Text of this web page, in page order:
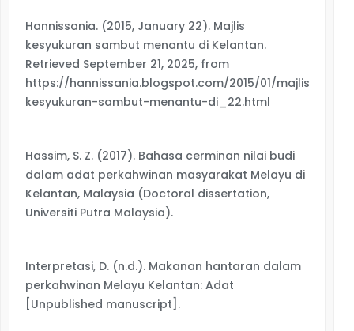
Hannissania. (2015, January 22). Majlis
kesyukuran sambut menantu di Kelantan.
Retrieved September 21, 2025, from
https://hannissania.blogspot.com/2015/01/majlis-
kesyukuran-sambut-menantu-di_22.html
Hassim, S. Z. (2017). Bahasa cerminan nilai budi
dalam adat perkahwinan masyarakat Melayu di
Kelantan, Malaysia (Doctoral dissertation,
Universiti Putra Malaysia).
Interpretasi, D. (n.d.). Makanan hantaran dalam
perkahwinan Melayu Kelantan: Adat
[Unpublished manuscript].